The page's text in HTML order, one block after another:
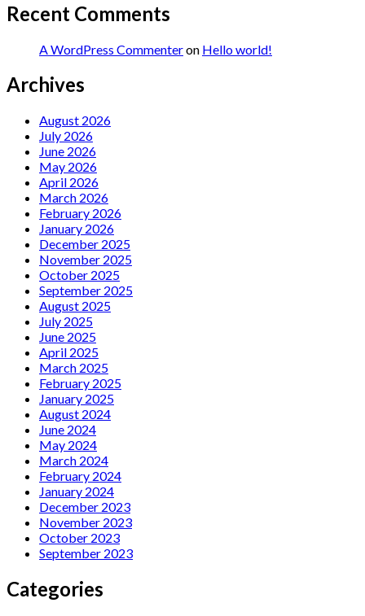
Recent Comments
A WordPress Commenteron Hello world!
Archives
August 2026
July 2026
June 2026
May 2026
April 2026
March 2026
February 2026
January 2026
December 2025
November 2025
October 2025
September 2025
August 2025
July 2025
June 2025
April 2025
March 2025
February 2025
January 2025
August 2024
June 2024
May 2024
March 2024
February 2024
January 2024
December 2023
November 2023
October 2023
September 2023
Categories